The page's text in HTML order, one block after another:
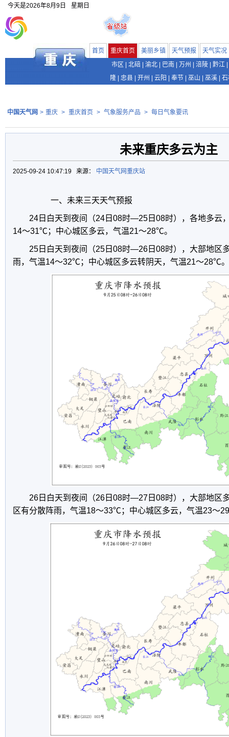
今天是2026年8月9日 星期日
首页 重庆首页 美丽乡镇 天气预报
天气实况
市区
北碚 渝北 巴南 万州 涪陵 黔江
隆
忠县 开州 云阳 奉节 巫山 巫溪
中国天气网 > 重庆 > 重庆首页 > 气象服务产品 > 每日气象要讯
未来重庆多云为主
2025-09-24 10:47:19 来源： 中国天气网重庆站
一、未来三天天气预报
24日白天到夜间（24日08时—25日08时），各地多云
14～31℃；中心城区多云，气温21～28℃。
25日白天到夜间（25日08时—26日08时），大部地区
雨，气温14～32℃；中心城区多云转阴天，气温21～28℃。
26日白天到夜间（26日08时—27日08时），大部地区
区有分散阵雨，气温18～33℃；中心城区多云，气温23～